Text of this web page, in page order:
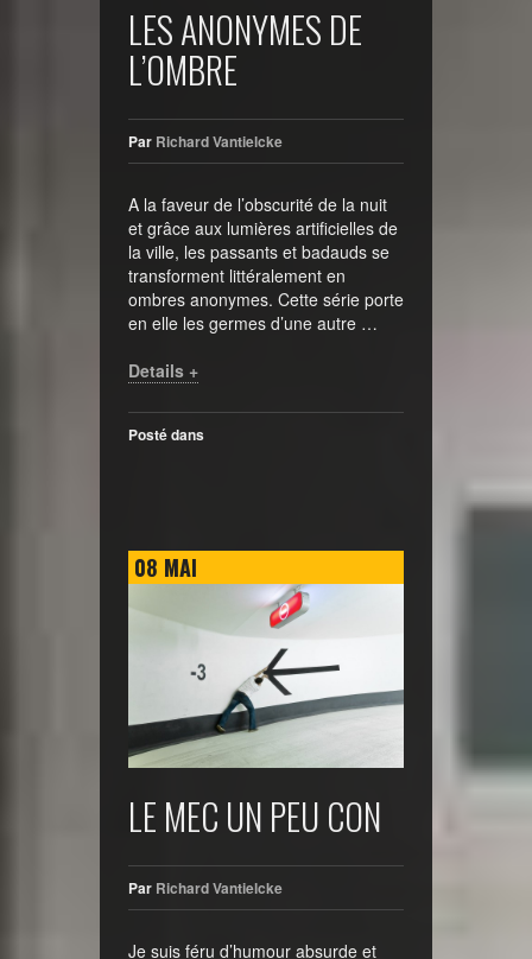
LES ANONYMES DE
L’OMBRE
Par Richard Vantielcke
A la faveur de l’obscurité de la nuit
et grâce aux lumières artificielles de
la ville, les passants et badauds se
transforment littéralement en
ombres anonymes. Cette série porte
en elle les germes d’une autre …
Details +
Posté dans
08 MAI
LE MEC UN PEU CON
Par Richard Vantielcke
Je suis féru d’humour absurde et